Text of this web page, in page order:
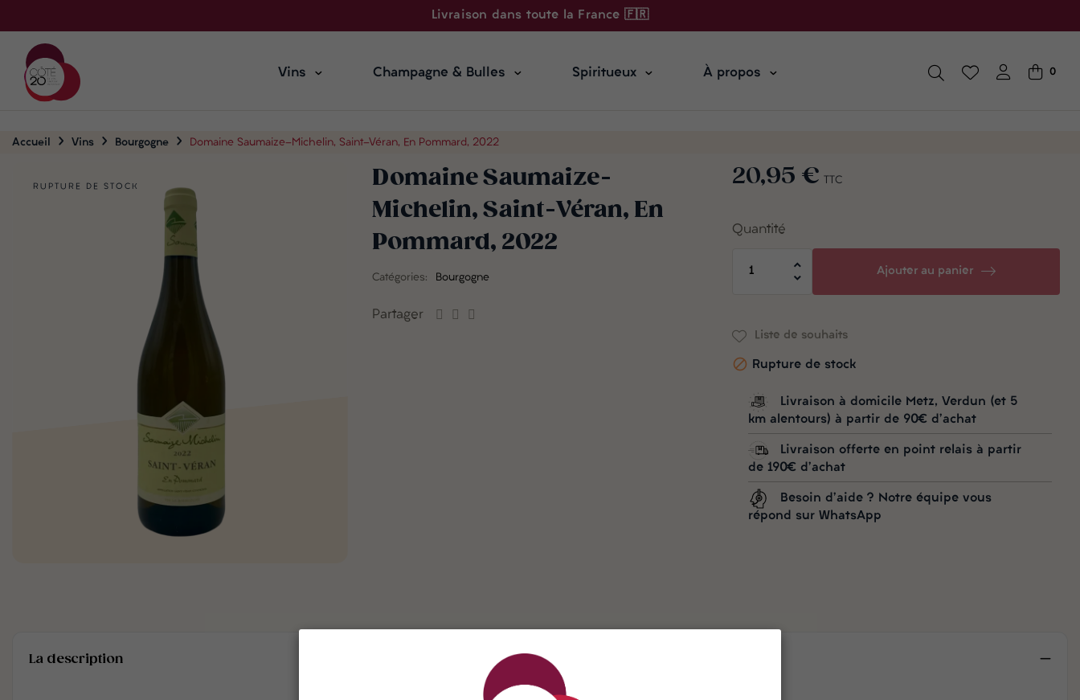
Livraison dans toute la France 🇫🇷
Vins Champagne & Bulles Spiritueux À propos 0
Accueil Vins Bourgogne Domaine Saumaize-Michelin, Saint-Véran, En Pommard, 2022
RUPTURE DE STOCK
Domaine Saumaize-
Michelin, Saint-Véran, En
Pommard, 2022
Catégories: Bourgogne
Partager
20,95 € TTC
Quantité
Ajouter au panier
Liste de souhaits
 Rupture de stock
Livraison à domicile Metz, Verdun (et 5
km alentours) à partir de 90€ d'achat
Livraison offerte en point relais à partir
de 190€ d'achat
Besoin d'aide ? Notre équipe vous
répond sur WhatsApp
La description